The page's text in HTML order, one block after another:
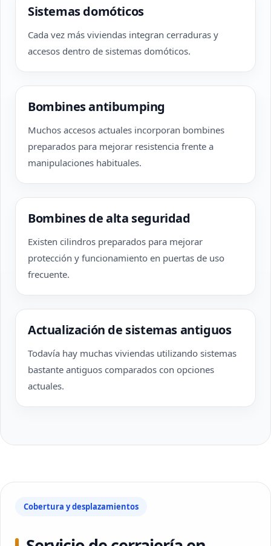
Sistemas domóticos
Cada vez más viviendas integran cerraduras y
accesos dentro de sistemas domóticos.
Bombines antibumping
Muchos accesos actuales incorporan bombines
preparados para mejorar resistencia frente a
manipulaciones habituales.
Bombines de alta seguridad
Existen cilindros preparados para mejorar
protección y funcionamiento en puertas de uso
frecuente.
Actualización de sistemas antiguos
Todavía hay muchas viviendas utilizando sistemas
bastante antiguos comparados con opciones
actuales.
Cobertura y desplazamientos